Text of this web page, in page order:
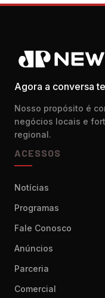
Agora a conversa
Nosso propósito é
negócios locais e
regional.
ACESSOS
Notícias
Programas
Fale Conosco
Anúncios
Parceria
Comercial